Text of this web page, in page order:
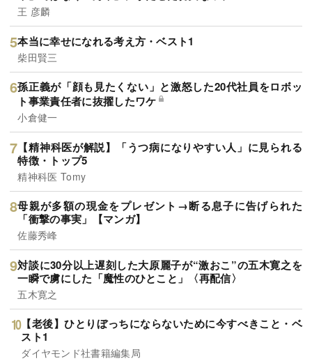
王 彦麟
本当に幸せになれる考え方・ベスト1
柴田賢三
孫正義が「顔も見たくない」と激怒した20代社員をロボッ
ト事業責任者に抜擢したワケ
小倉健一
【精神科医が解説】「うつ病になりやすい人」に見られる
特徴・トップ5
精神科医 Tomy
母親が多額の現金をプレゼント→断る息子に告げられた
「衝撃の事実」【マンガ】
佐藤秀峰
対談に30分以上遅刻した大原麗子が“激おこ”の五木寛之を
一瞬で虜にした「魔性のひとこと」〈再配信〉
五木寛之
【老後】ひとりぼっちにならないために今すべきこと・ベ
スト1
ダイヤモンド社書籍編集局